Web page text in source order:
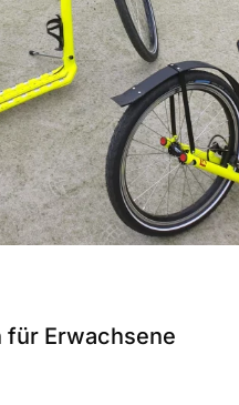
Erwachsene